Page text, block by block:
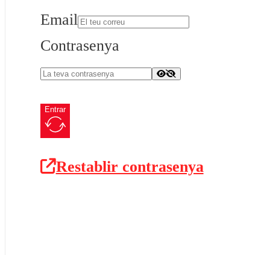
Email
Contrasenya
Entrar
Restablir contrasenya